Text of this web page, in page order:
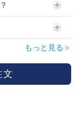
もっと見る＞
文